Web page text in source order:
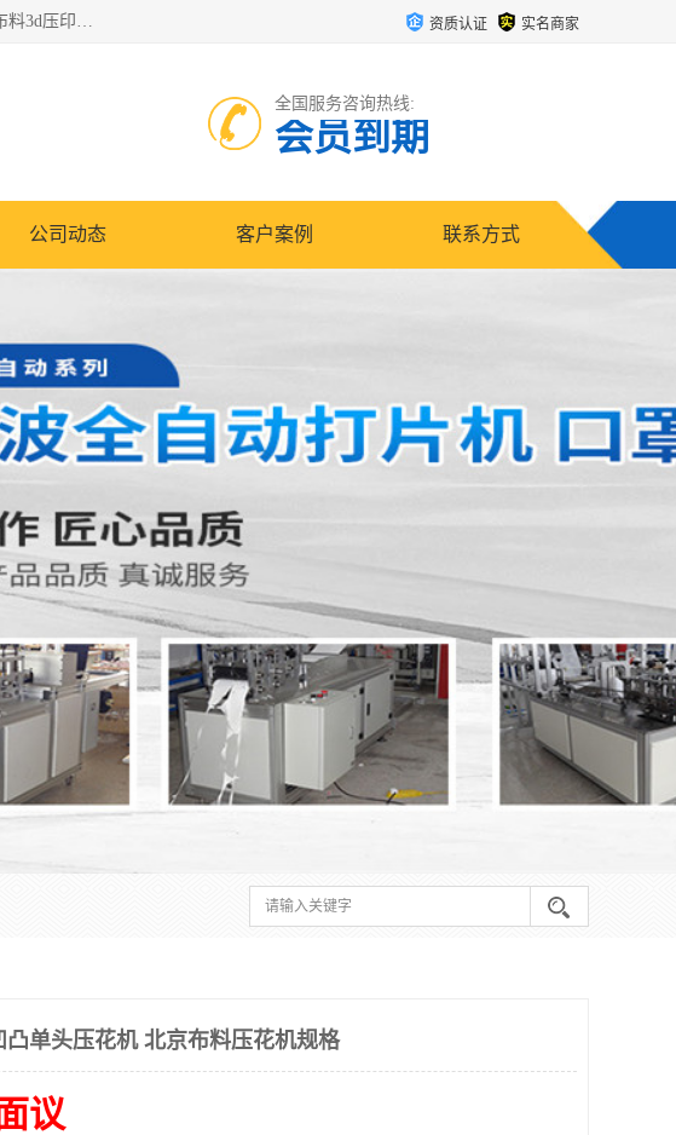
常州联宇机电自动化科技有限公司主营产品：pvc塑料焊机、高频热合机、软膜天花压边机、服装布料凹凸压花机、布料3d压印设备、服装植胶设备、超声波布料花边机、无纺布热合机、全自动压花机。 资质认证 实名商家
全国服务咨询热线:
会员到期
公司动态 客户案例 联系方式
凸单头压花机 北京布料压花机规格
议